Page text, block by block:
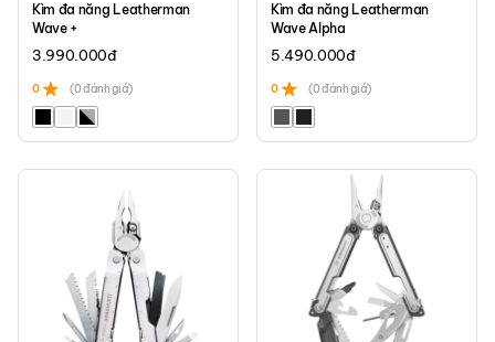
Kìm đa năng Leatherman
Wave +
3.990.000đ
0 (0 đánh giá)
Kìm đa năng Leatherman
Wave Alpha
5.490.000đ
0 (0 đánh giá)